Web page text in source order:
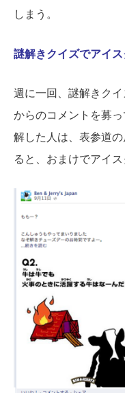
しまう。
謎解きクイズでアイ
週に一回、謎解きク
からのコメントを募
解した人は、表参道
ると、おまけでアイ